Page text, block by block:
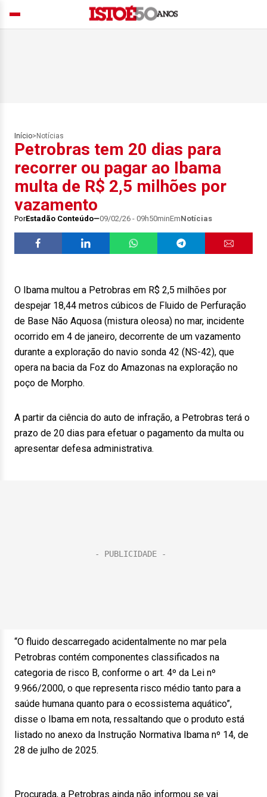
Início> Notícias
Petrobras tem 20 dias para
recorrer ou pagar ao Ibama
multa de R$ 2,5 milhões por
vazamento
PorEstadão Conteúdo 09/02/26 - 09h50minEmNotícias
O Ibama multou a Petrobras em R$ 2,5 milhões por
despejar 18,44 metros cúbicos de Fluido de Perfuração
de Base Não Aquosa (mistura oleosa) no mar, incidente
ocorrido em 4 de janeiro, decorrente de um vazamento
durante a exploração do navio sonda 42 (NS-42), que
opera na bacia da Foz do Amazonas na exploração no
poço de Morpho.
A partir da ciência do auto de infração, a Petrobras terá o
prazo de 20 dias para efetuar o pagamento da multa ou
apresentar defesa administrativa.
“O fluido descarregado acidentalmente no mar pela
Petrobras contém componentes classificados na
categoria de risco B, conforme o art. 4º da Lei nº
9.966/2000, o que representa risco médio tanto para a
saúde humana quanto para o ecossistema aquático”,
disse o Ibama em nota, ressaltando que o produto está
listado no anexo da Instrução Normativa Ibama nº 14, de
28 de julho de 2025.
Procurada, a Petrobras ainda não informou se vai